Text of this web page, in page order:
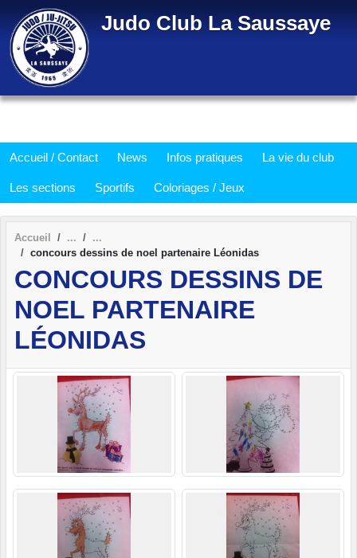
Judo Club La Saussaye
Accueil / Contact News Infos pratiques La vie du club
Les sections Sportifs Coloriages / Jeux
Accueil
concours dessins de noel partenaire Léonidas
CONCOURS DESSINS DE
NOEL PARTENAIRE
LÉONIDAS
Panneau de gestion des cookies